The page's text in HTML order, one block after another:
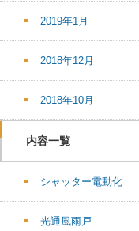
2019年1月
2018年12月
2018年10月
内容一覧
シャッター電動化
光通風雨戸